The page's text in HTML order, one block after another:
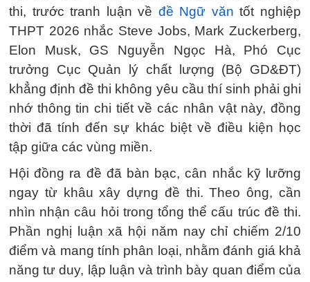
thi, trước tranh luận về đề Ngữ văn tốt nghiệp
THPT 2026 nhắc Steve Jobs, Mark Zuckerberg,
Elon Musk, GS Nguyễn Ngọc Hà, Phó Cục
trưởng Cục Quản lý chất lượng (Bộ GD&ĐT)
khẳng định đề thi không yêu cầu thí sinh phải ghi
nhớ thông tin chi tiết về các nhân vật này, đồng
thời đã tính đến sự khác biệt về điều kiện học
tập giữa các vùng miền.
Hội đồng ra đề đã bàn bạc, cân nhắc kỹ lưỡng
ngay từ khâu xây dựng đề thi. Theo ông, cần
nhìn nhận câu hỏi trong tổng thể cấu trúc đề thi.
Phần nghị luận xã hội năm nay chỉ chiếm 2/10
điểm và mang tính phân loại, nhằm đánh giá khả
năng tư duy, lập luận và trình bày quan điểm của